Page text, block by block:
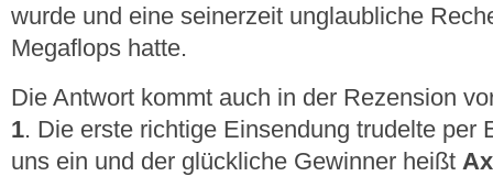
wurde und eine seinerzeit unglaubliche
Megaflops hatte.
Die Antwort kommt auch in der Rezension
1. Die erste richtige Einsendung trudelte per
uns ein und der glückliche Gewinner heißt